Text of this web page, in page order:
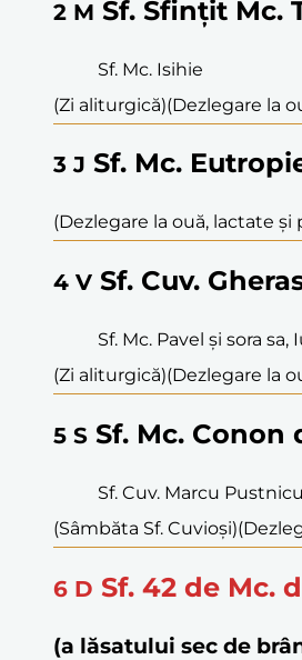
2 M Sf. Sfințit Mc.
Sf. Mc. Isihie
(Zi aliturgică)(Dezlegare la
3 J Sf. Mc.
(Dezlegare la ouă, lactate
4 V Sf. Cuv.
Sf. Mc. Pavel și sora sa,
(Zi aliturgică)(Dezlegare la
5 S Sf. Mc. Conon
Sf. Cuv. Marcu
(Sâmbăta Sf. Cuvioși)
6 D Sf. 42 de Mc.
(a lăsatului sec de